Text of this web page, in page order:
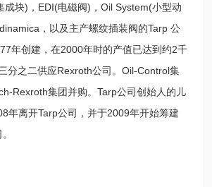
成块)，EDI(电磁阀)，Oil System(小型动
，以及主产螺纹插装阀的Tarp 公
年创建，在2000年时的产值已达到约2千
分之二供应Rexroth公司。Oil-Control集
Rexroth集团并购。Tarp公司创始人的儿
年离开Tarp公司，并于2009年开始筹建